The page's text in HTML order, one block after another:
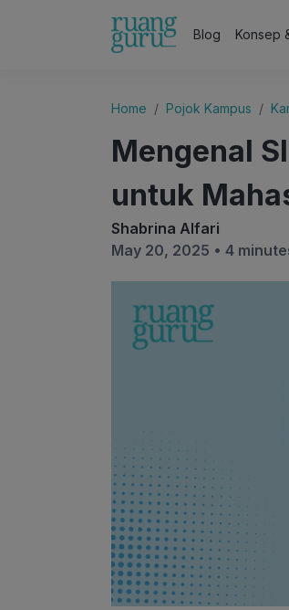
Blog Konsep
Home Pojok Kampus
Mengenal
untuk
Shabrina Alfari
May 20, 2025 • 4